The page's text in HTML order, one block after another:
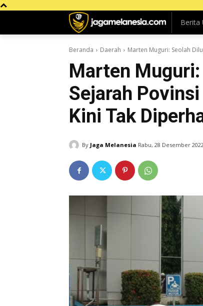
Berita
Beranda Daerah Marten Muguri: Seolah
Marten
Sejarah
Kini Tak
By Jaga Melanesia Rabu, 28 Desember